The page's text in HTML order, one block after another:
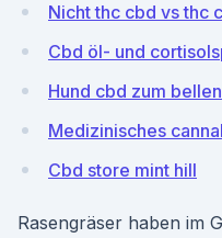
Nicht thc cbd vs thc
Cbd öl- und
Hund cbd zum bellen
Medizinisches
Cbd store mint hill
Rasengräser haben im